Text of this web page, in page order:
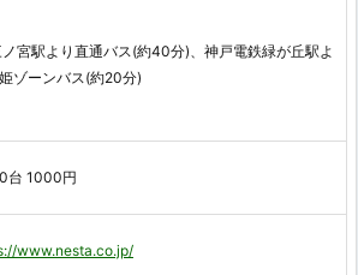
宮駅より直通バス(約40分)、神戸電鉄緑が丘駅よ
ゾーンバス(約20分)
台 1000円
www.nesta.co.jp/